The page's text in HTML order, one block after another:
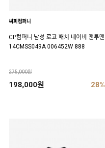
씨피컴퍼니
CP컴퍼니 남성 로고 패치 네이비 맨투맨
14CMSS049A 006452W 888
275,000원
198,000원 28%